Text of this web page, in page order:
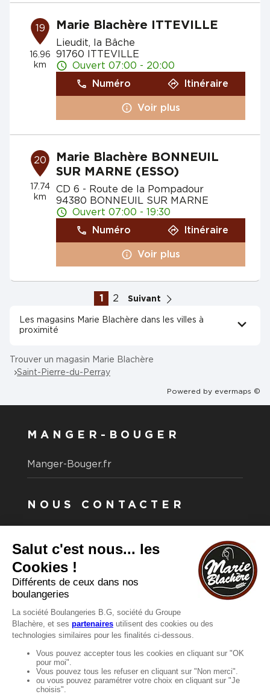
19
16.96
km
Marie Blachère ITTEVILLE
Lieudit, la Bâche
91760 ITTEVILLE
Ouvert 07:00 - 20:00
Numéro
Itinéraire
Voir plus
20
17.74
km
Marie Blachère BONNEUIL
SUR MARNE (ESSO)
CD 6 - Route de la Pompadour
94380 BONNEUIL SUR MARNE
Ouvert 07:00 - 19:30
Numéro
Itinéraire
Voir plus
1 2 Suivant
Les magasins Marie Blachère dans les villes à
proximité
Trouver un magasin Marie Blachère
Saint-Pierre-du-Perray
Powered by evermaps ©
MANGER-BOUGER
Manger-Bouger.fr
NOUS CONTACTER
Vous souhaitez nous contacter ?
Consultez notre FAQ.
FAQ
Recrutement
MENTIONS
Mentions légales